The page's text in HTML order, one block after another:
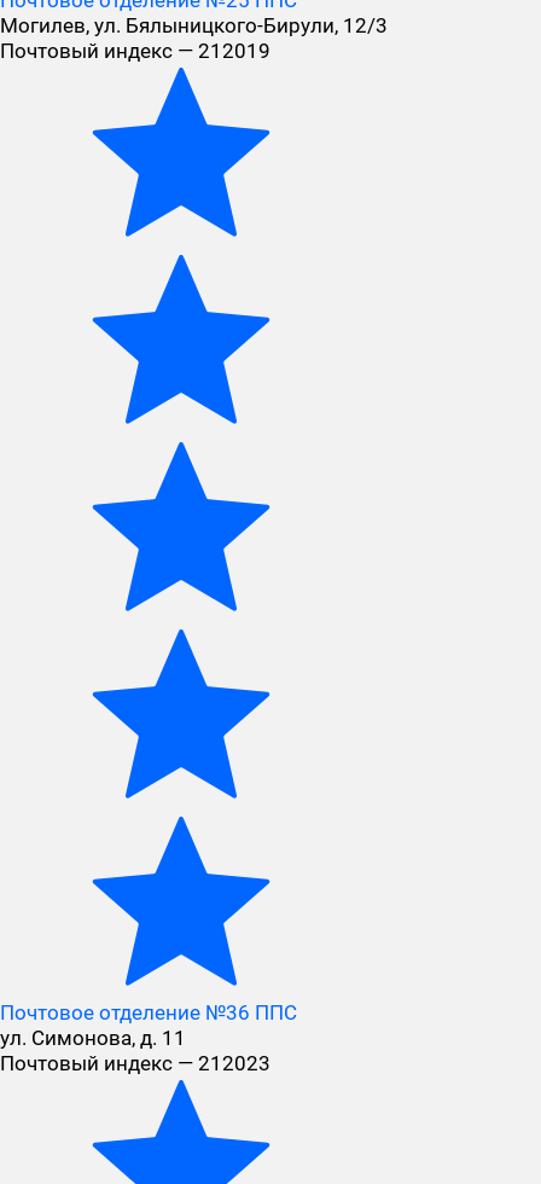
Могилев, ул. Бялыницкого-Бирули, 12/3
Почтовый индекс — 212019
Почтовое отделение №36 ППС
ул. Симонова, д. 11
Почтовый индекс — 212023